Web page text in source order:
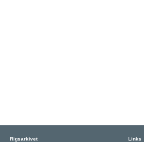
Rigsarkivet
Links